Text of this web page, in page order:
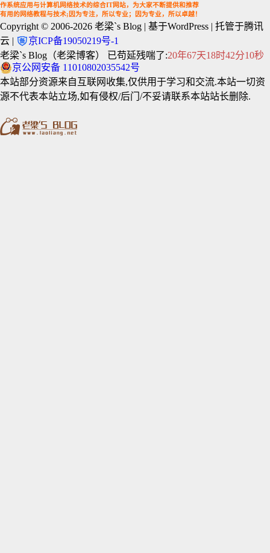
作系统应用与计算机网络技术的综合IT网站，为大家不断提供和推荐
有用的网络教程与技术;因为专注，所以专业；因为专业，所以卓越！
Copyright © 2006-2026 老梁`s Blog | 基于WordPress | 托管于腾讯
云 |
京ICP备19050219号-1
老梁`s Blog（老梁博客） 已苟延残喘了:20年67天18时42分10秒
京公网安备 11010802035542号
本站部分资源来自互联网收集,仅供用于学习和交流.本站一切资
源不代表本站立场,如有侵权/后门/不妥请联系本站站长删除.